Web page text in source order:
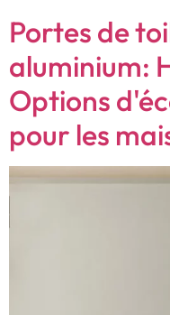
Portes de
aluminium:
Options
pour les